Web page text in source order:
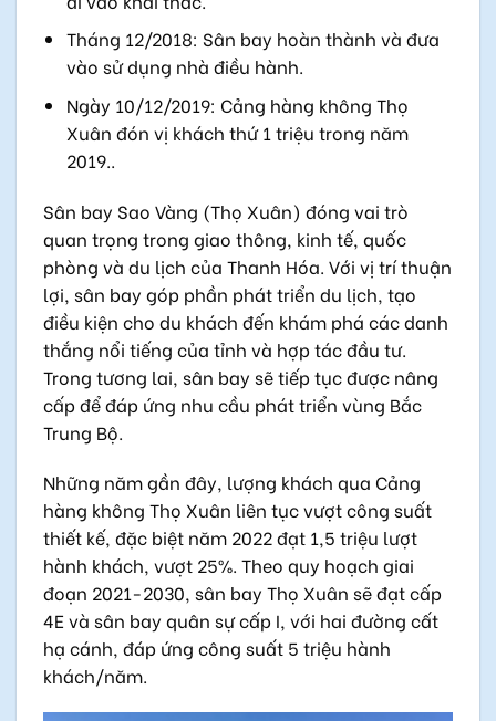
Tháng 12/2018: Sân bay hoàn thành và đưa
vào sử dụng nhà điều hành.
Ngày 10/12/2019: Cảng hàng không Thọ
Xuân đón vị khách thứ 1 triệu trong năm
2019..
Sân bay Sao Vàng (Thọ Xuân) đóng vai trò
quan trọng trong giao thông, kinh tế, quốc
phòng và du lịch của Thanh Hóa. Với vị trí thuận
lợi, sân bay góp phần phát triển du lịch, tạo
điều kiện cho du khách đến khám phá các danh
thắng nổi tiếng của tỉnh và hợp tác đầu tư.
Trong tương lai, sân bay sẽ tiếp tục được nâng
cấp để đáp ứng nhu cầu phát triển vùng Bắc
Trung Bộ.
Những năm gần đây, lượng khách qua Cảng
hàng không Thọ Xuân liên tục vượt công suất
thiết kế, đặc biệt năm 2022 đạt 1,5 triệu lượt
hành khách, vượt 25%. Theo quy hoạch giai
đoạn 2021-2030, sân bay Thọ Xuân sẽ đạt cấp
4E và sân bay quân sự cấp I, với hai đường cất
hạ cánh, đáp ứng công suất 5 triệu hành
khách/năm.